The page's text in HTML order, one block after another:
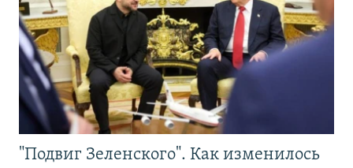
"Подвиг Зеленского". Как изменилось